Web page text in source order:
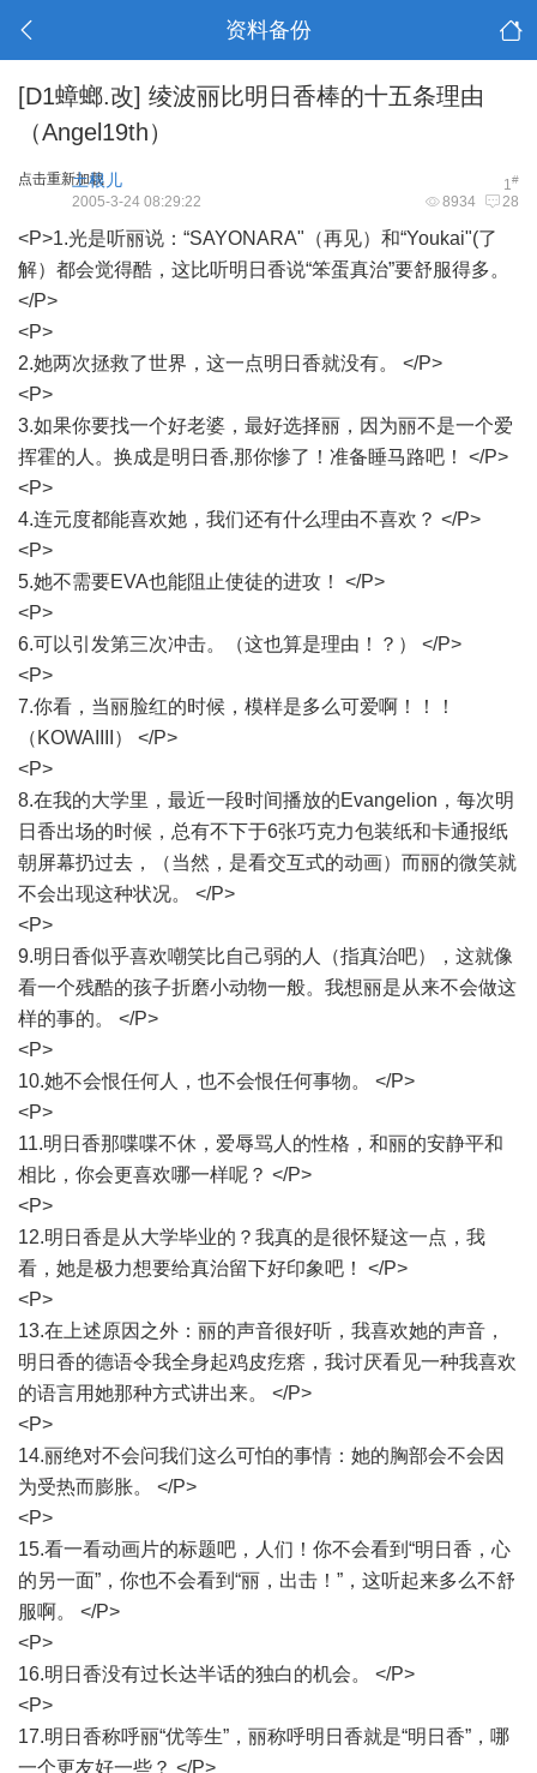
资料备份
[D1蟑螂.改] 绫波丽比明日香棒的十五条理由
（Angel19th）
点击重新加载 1#
土根儿
8934 28
2005-3-24 08:29:22
<P>1.光是听丽说：“SAYONARA"（再见）和“Youkai"(了
解）都会觉得酷，这比听明日香说“笨蛋真治”要舒服得多。
</P>
<P>
2.她两次拯救了世界，这一点明日香就没有。 </P>
<P>
3.如果你要找一个好老婆，最好选择丽，因为丽不是一个爱
挥霍的人。换成是明日香,那你惨了！准备睡马路吧！ </P>
<P>
4.连元度都能喜欢她，我们还有什么理由不喜欢？ </P>
<P>
5.她不需要EVA也能阻止使徒的进攻！ </P>
<P>
6.可以引发第三次冲击。（这也算是理由！？） </P>
<P>
7.你看，当丽脸红的时候，模样是多么可爱啊！！！
（KOWAIIII） </P>
<P>
8.在我的大学里，最近一段时间播放的Evangelion，每次明
日香出场的时候，总有不下于6张巧克力包装纸和卡通报纸
朝屏幕扔过去，（当然，是看交互式的动画）而丽的微笑就
不会出现这种状况。 </P>
<P>
9.明日香似乎喜欢嘲笑比自己弱的人（指真治吧），这就像
看一个残酷的孩子折磨小动物一般。我想丽是从来不会做这
样的事的。 </P>
<P>
10.她不会恨任何人，也不会恨任何事物。 </P>
<P>
11.明日香那喋喋不休，爱辱骂人的性格，和丽的安静平和
相比，你会更喜欢哪一样呢？ </P>
<P>
12.明日香是从大学毕业的？我真的是很怀疑这一点，我
看，她是极力想要给真治留下好印象吧！ </P>
<P>
13.在上述原因之外：丽的声音很好听，我喜欢她的声音，
明日香的德语令我全身起鸡皮疙瘩，我讨厌看见一种我喜欢
的语言用她那种方式讲出来。 </P>
<P>
14.丽绝对不会问我们这么可怕的事情：她的胸部会不会因
为受热而膨胀。 </P>
<P>
15.看一看动画片的标题吧，人们！你不会看到“明日香，心
的另一面”，你也不会看到“丽，出击！”，这听起来多么不舒
服啊。 </P>
<P>
16.明日香没有过长达半话的独白的机会。 </P>
<P>
17.明日香称呼丽“优等生”，丽称呼明日香就是“明日香”，哪
一个更友好一些？ </P>